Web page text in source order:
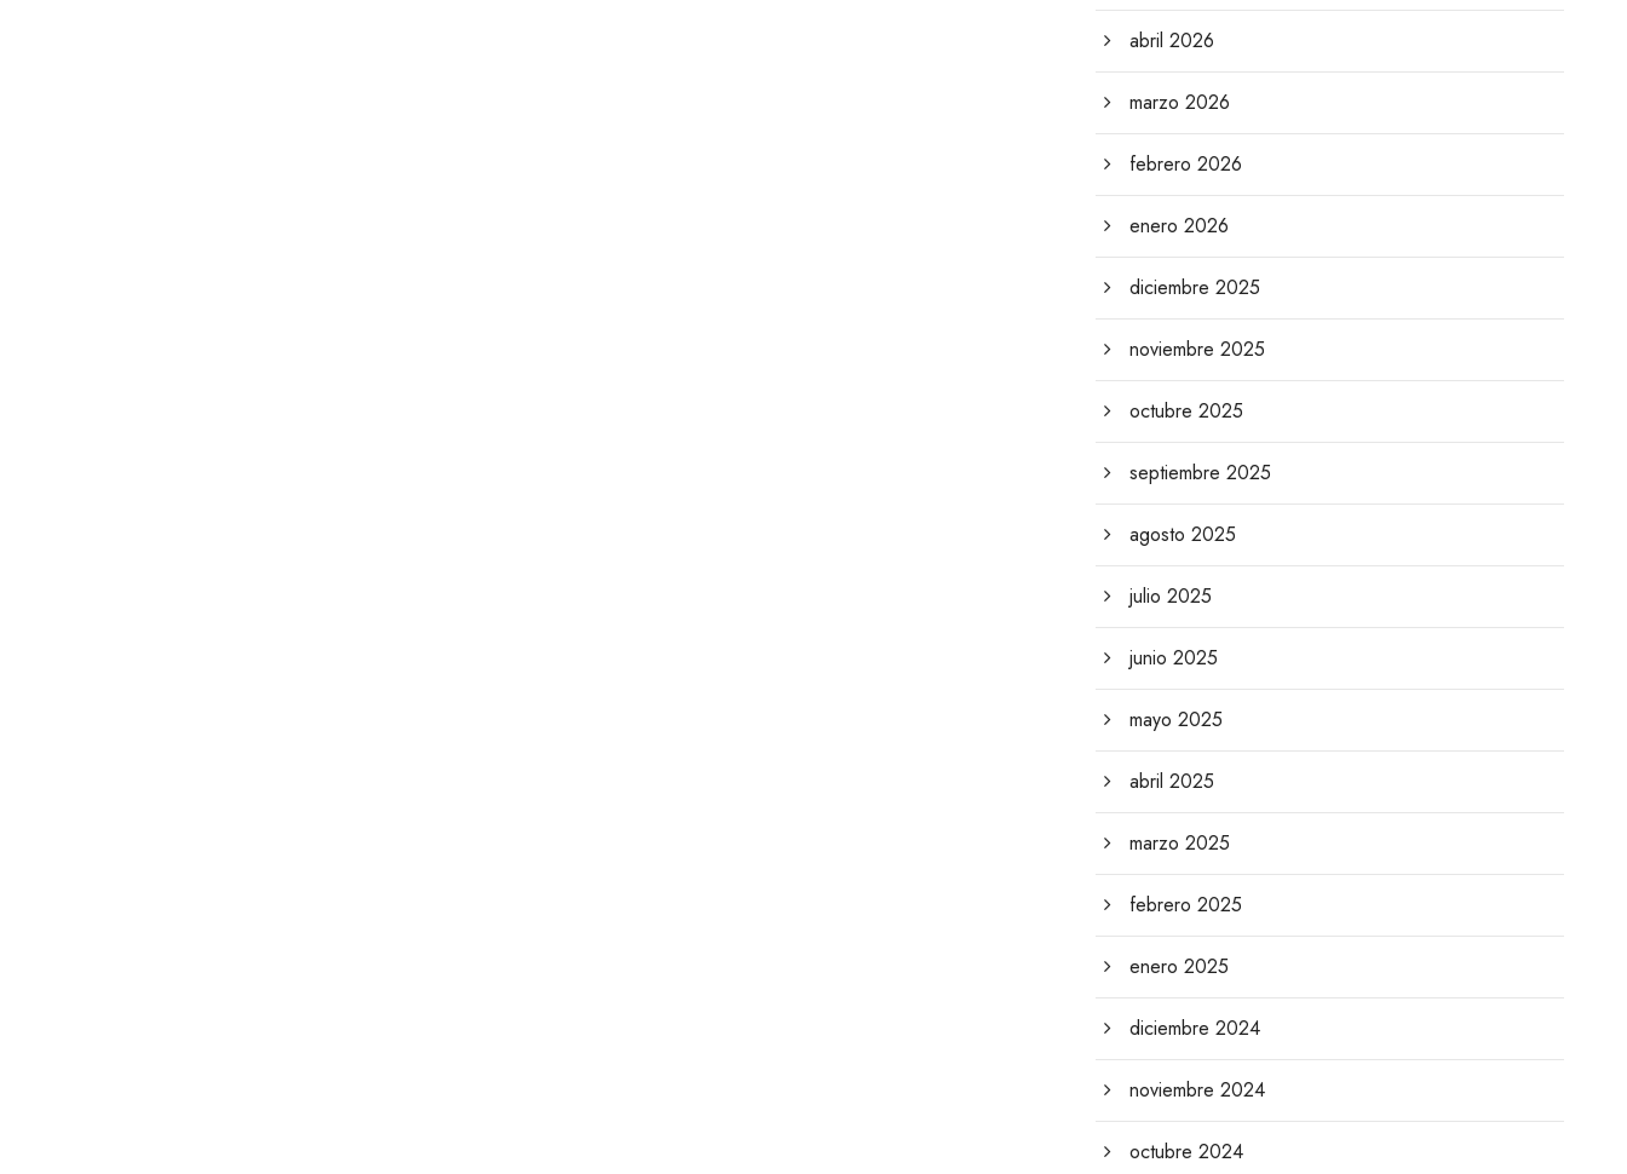
abril 2026
marzo 2026
febrero 2026
enero 2026
diciembre 2025
noviembre 2025
octubre 2025
septiembre 2025
agosto 2025
julio 2025
junio 2025
mayo 2025
abril 2025
marzo 2025
febrero 2025
enero 2025
diciembre 2024
noviembre 2024
octubre 2024